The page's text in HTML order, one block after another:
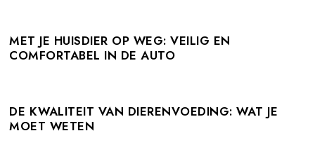
MET JE HUISDIER OP WEG: VEILIG EN
COMFORTABEL IN DE AUTO
DE KWALITEIT VAN DIERENVOEDING: WAT JE
MOET WETEN